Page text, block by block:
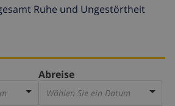
Ruhe und Ungestörtheit
Abreise
Wählen Sie ein Datum